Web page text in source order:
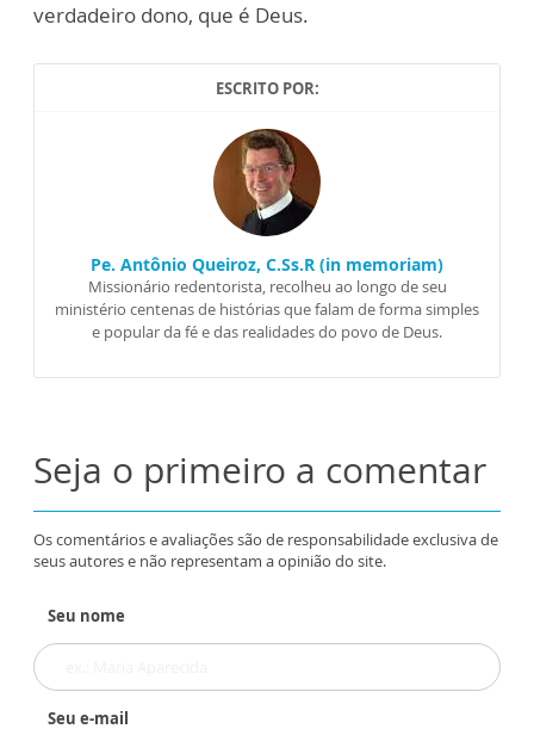
verdadeiro dono, que é Deus.
ESCRITO POR:
Pe. Antônio Queiroz, C.Ss.R (in memoriam)
Missionário redentorista, recolheu ao longo de seu
ministério centenas de histórias que falam de forma simples
e popular da fé e das realidades do povo de Deus.
Seja o primeiro a comentar
Os comentários e avaliações são de responsabilidade exclusiva de
seus autores e não representam a opinião do site.
Seu nome
Seu e-mail